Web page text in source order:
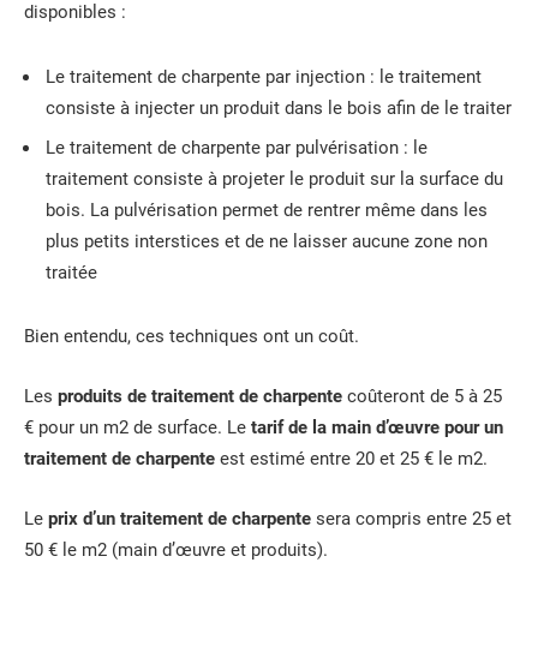
disponibles :
Le traitement de charpente par injection : le traitement
consiste à injecter un produit dans le bois afin de le traiter
Le traitement de charpente par pulvérisation : le
traitement consiste à projeter le produit sur la surface du
bois. La pulvérisation permet de rentrer même dans les
plus petits interstices et de ne laisser aucune zone non
traitée
Bien entendu, ces techniques ont un coût.
Les produits de traitement de charpente coûteront de 5 à 25
€ pour un m2 de surface. Le tarif de la main d’œuvre pour un
traitement de charpente est estimé entre 20 et 25 € le m2.
Le prix d’un traitement de charpente sera compris entre 25 et
50 € le m2 (main d’œuvre et produits).